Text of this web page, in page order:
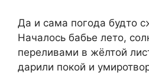
Да и сама погода будто
Началось бабье лето,
переливами в жёлтой
дарили покой и